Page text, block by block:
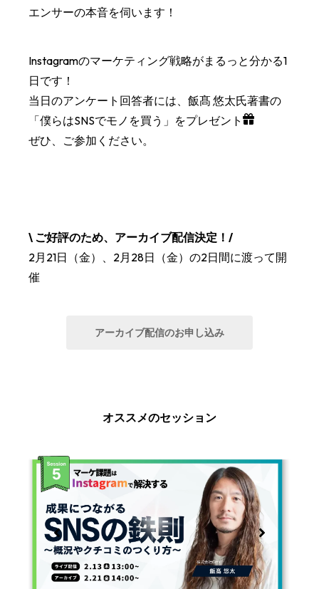
エンサーの本音を伺います！
Instagramのマーケティング戦略がまるっと分かる1
日です！
当日のアンケート回答者には、飯髙 悠太氏著書の
「僕らはSNSでモノを買う」をプレゼント
ぜひ、ご参加ください。
\ ご好評のため、アーカイブ配信決定！/
2月21日（金）、2月28日（金）の2日間に渡って開
催
アーカイブ配信のお申し込み
オススメのセッション